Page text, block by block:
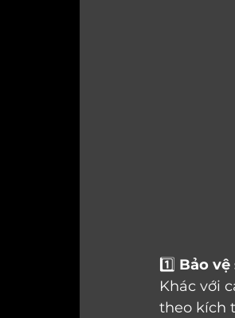
1️⃣ Bảo
Khác với
theo kích